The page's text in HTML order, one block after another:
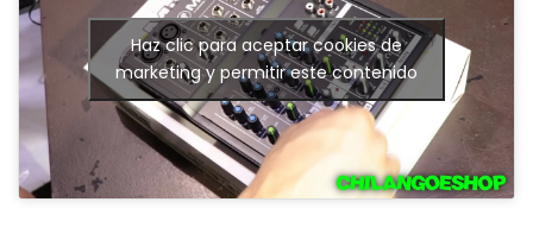
Haz clic para aceptar cookies de
marketing y permitir este contenido